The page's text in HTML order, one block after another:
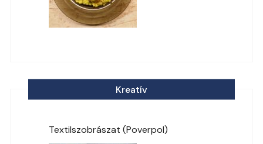
Kreatív
Textilszobrászat (Poverpol)